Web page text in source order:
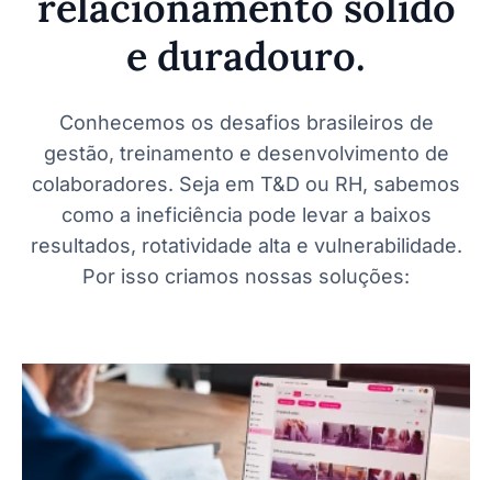
e duradouro.
Conhecemos os desafios brasileiros de
gestão, treinamento e desenvolvimento de
colaboradores. Seja em T&D ou RH, sabemos
como a ineficiência pode levar a baixos
resultados, rotatividade alta e vulnerabilidade.
Por isso criamos nossas soluções: